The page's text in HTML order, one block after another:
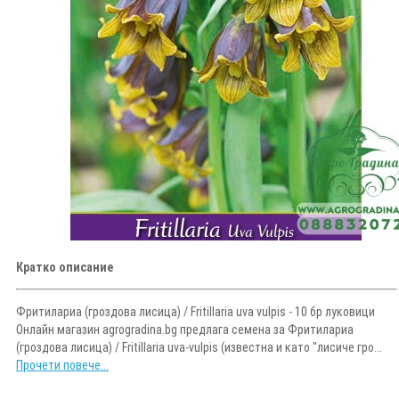
Кратко описание
Фритилариа (гроздова лисица) / Fritillaria uva vulpis - 10 бр луковици
Онлайн магазин agrogradina.bg предлага семена за Фритилариа
(гроздова лисица) / Fritillaria uva-vulpis (известна и като "лисиче гро...
Прочети повече...